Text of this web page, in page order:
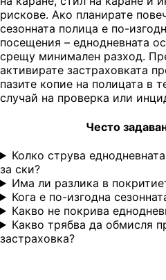
рискове. Ако планирате
сезонната полица е по-
посещения – еднодневната
срещу минимален разход.
активирате застраховката
пазите копие на полицата в
случай на проверка или
Често
Колко струва
за ски?
Има ли разлика в
Кога е по-изгодна
Какво не покрива
Какво трябва да обмисля
застраховка?